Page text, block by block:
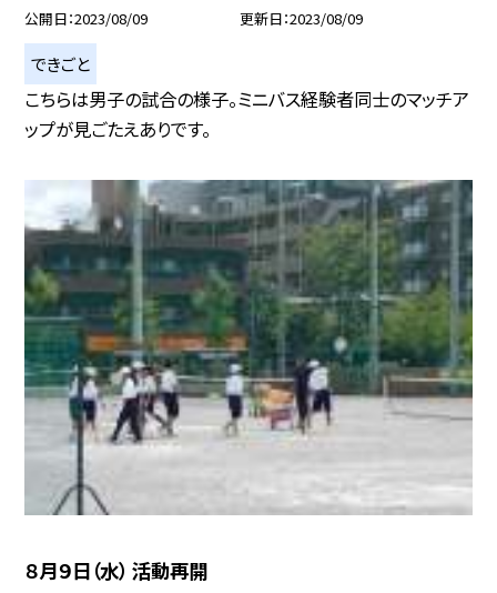
公開日 2023/08/09 更新日 2023/08/09
できごと
こちらは男子の試合の様子。ミニバス経験者同士のマッチア
ップが見ごたえありです。
８月９日（水） 活動再開